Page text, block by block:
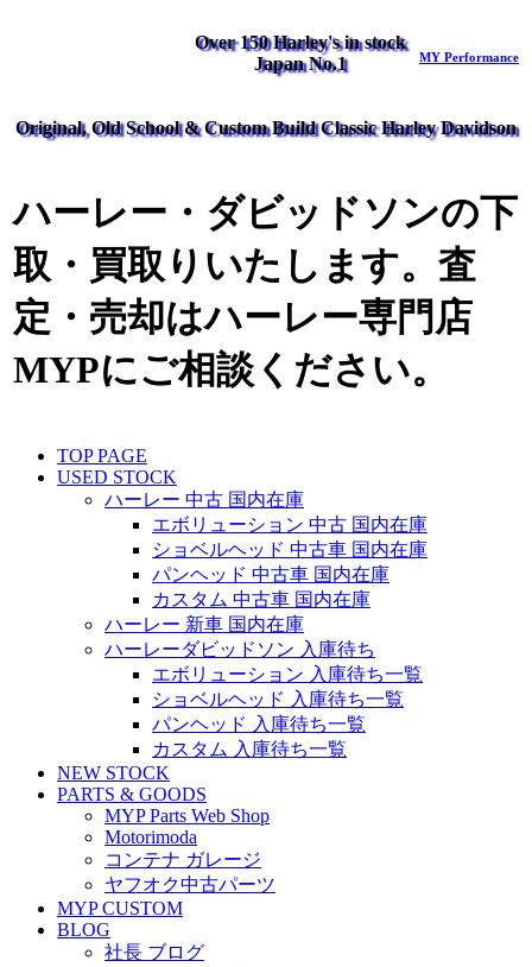
Over 150 Harley's in stock
Japan No.1
MY Performance
Original, Old School & Custom Build Classic Harley Davidson
ハーレー・ダビッドソンの下
取・買取りいたします。査
定・売却はハーレー専門店
MYPにご相談ください。
TOP PAGE
USED STOCK
ハーレー 中古 国内在庫
エボリューション 中古 国内在庫
ショベルヘッド 中古車 国内在庫
パンヘッド 中古車 国内在庫
カスタム 中古車 国内在庫
ハーレー 新車 国内在庫
ハーレーダビッドソン 入庫待ち
エボリューション 入庫待ち一覧
ショベルヘッド 入庫待ち一覧
パンヘッド 入庫待ち一覧
カスタム 入庫待ち一覧
NEW STOCK
PARTS & GOODS
MYP Parts Web Shop
Motorimoda
コンテナ ガレージ
ヤフオク中古パーツ
MYP CUSTOM
BLOG
社長 ブログ